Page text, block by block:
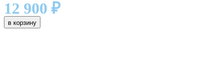
12 900 ₽
в корзину